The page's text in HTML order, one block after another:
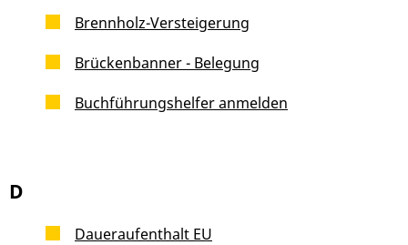
Brennholz-Versteigerung
Brückenbanner - Belegung
Buchführungshelfer anmelden
D
Daueraufenthalt EU